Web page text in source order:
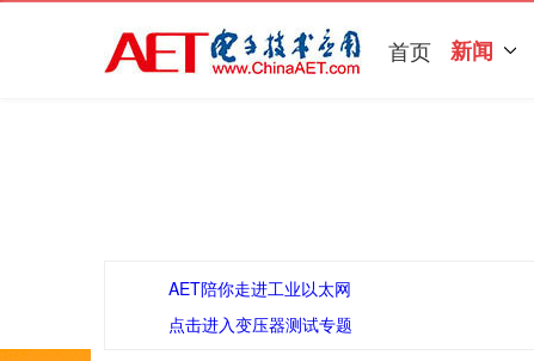
首页 新闻
AET陪你走进工业以太网
点击进入变压器测试专题